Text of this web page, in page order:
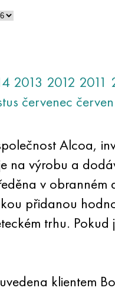
2013 2012 2011
červenec červen
Alcoa,
na výrobu a
v
přidanou
trhu. Pokud
klientem